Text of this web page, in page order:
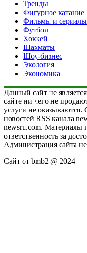
Тренды
Фигурное катание
Фильмы и сериалы
Футбол
Хоккей
Шахматы
Шоу-бизнес
Экология
Экономика
Данный сайт не
сайте ни чего не
услуги не оказываются.
новостей RSS канала
newsru.com. Материалы
ответственность за
Администрация сайта не
Сайт от bmb2 @ 2024